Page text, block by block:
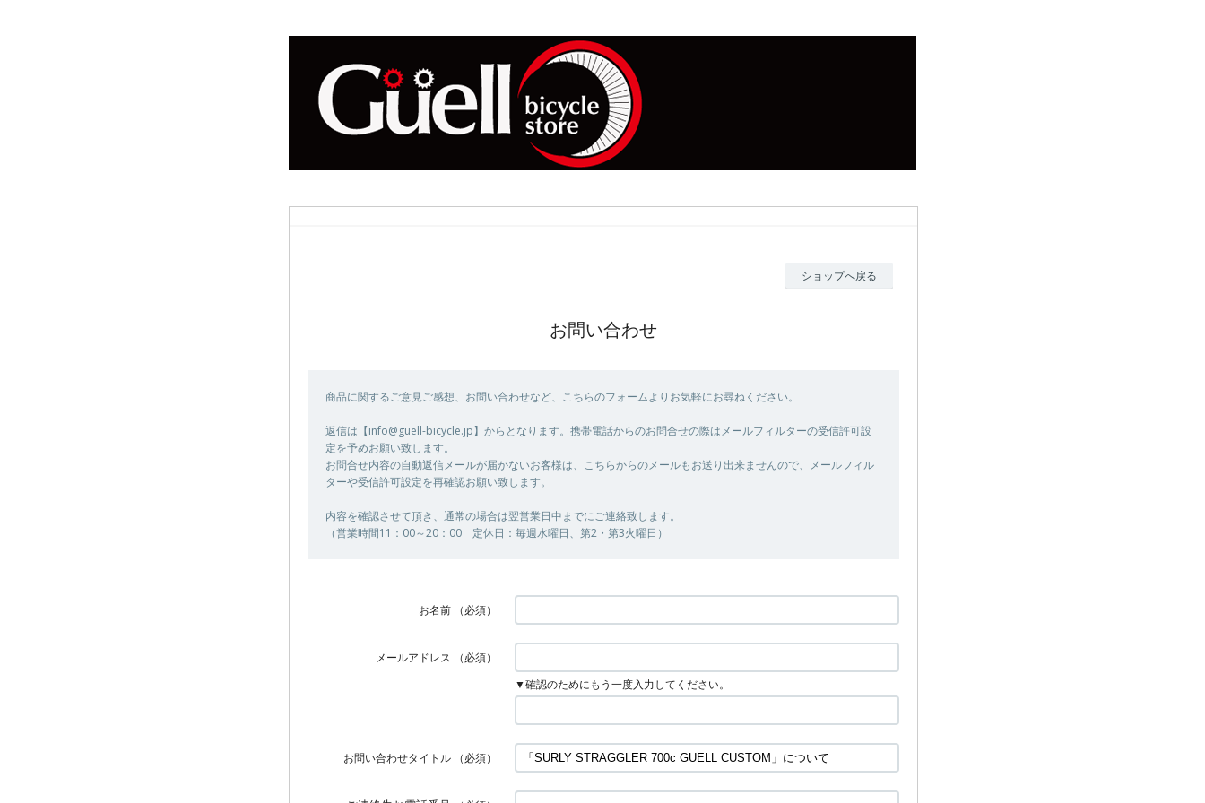
ショップへ戻る
お問い合わせ
商品に関するご意見ご感想、お問い合わせなど、こちらのフォームよりお気軽にお尋ねください。
返信は【info@guell-bicycle.jp】からとなります。携帯電話からのお問合せの際はメールフィルターの受信許可設
定を予めお願い致します。
お問合せ内容の自動返信メールが届かないお客様は、こちらからのメールもお送り出来ませんので、メールフィル
ターや受信許可設定を再確認お願い致します。
内容を確認させて頂き、通常の場合は翌営業日中までにご連絡致します。
（営業時間11：00～20：00 定休日：毎週水曜日、第2・第3火曜日）
お名前 （必須）
メールアドレス
（必須）
▼確認のためにもう一度入力してください。
お問い合わせタイトル （必須）